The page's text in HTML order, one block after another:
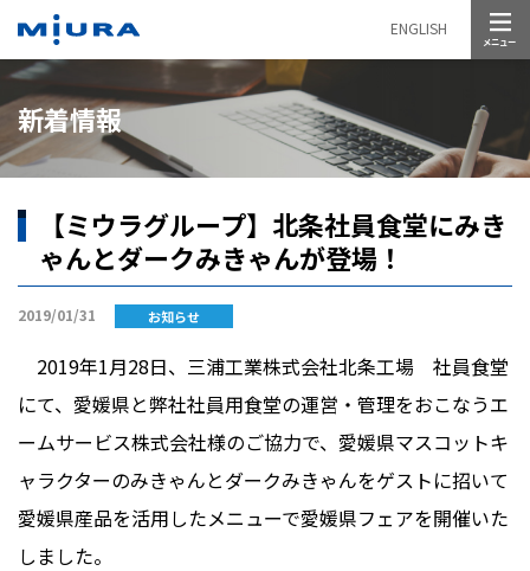
ENGLISH
新着情報
【ミウラグループ】北条社員食堂にみき
ゃんとダークみきゃんが登場！
2019/01/31 お知らせ
2019年1月28日、三浦工業株式会社北条工場 社員食堂
にて、愛媛県と弊社社員用食堂の運営・管理をおこなうエ
ームサービス株式会社様のご協力で、愛媛県マスコットキ
ャラクターのみきゃんとダークみきゃんをゲストに招いて
愛媛県産品を活用したメニューで愛媛県フェアを開催いた
しました。